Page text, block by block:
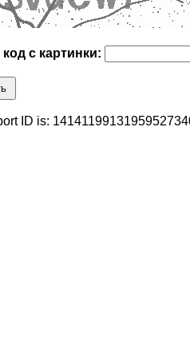
с картинки:
ID is: